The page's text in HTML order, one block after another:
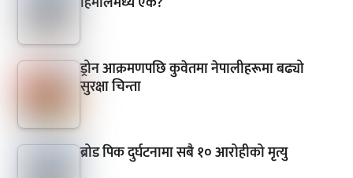
ड्रोन आक्रमणपछि कुवेतमा नेपालीहरूमा बढ्यो
सुरक्षा चिन्ता
ब्रोड पिक दुर्घटनामा सबै १० आरोहीको मृत्यु